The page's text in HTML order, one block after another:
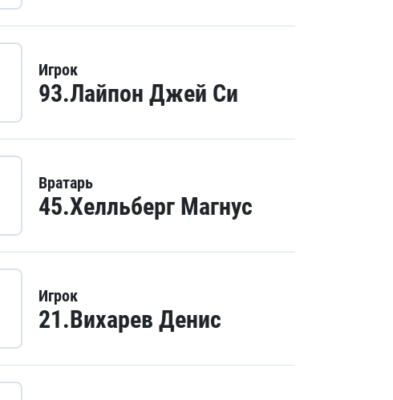
Игрок
93.Лайпон Джей Си
Вратарь
45.Хелльберг Магнус
Игрок
21.Вихарев Денис